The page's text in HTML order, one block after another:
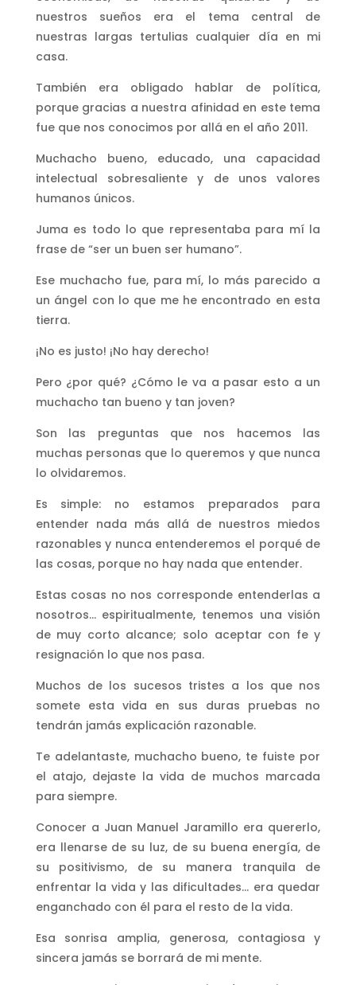
nuestros sueños era el tema central de
nuestras largas tertulias cualquier día en mi
casa.
También era obligado hablar de política,
porque gracias a nuestra afinidad en este tema
fue que nos conocimos por allá en el año 2011.
Muchacho bueno, educado, una capacidad
intelectual sobresaliente y de unos valores
humanos únicos.
Juma es todo lo que representaba para mí la
frase de “ser un buen ser humano”.
Ese muchacho fue, para mí, lo más parecido a
un ángel con lo que me he encontrado en esta
tierra.
¡No es justo! ¡No hay derecho!
Pero ¿por qué? ¿Cómo le va a pasar esto a un
muchacho tan bueno y tan joven?
Son las preguntas que nos hacemos las
muchas personas que lo queremos y que nunca
lo olvidaremos.
Es simple: no estamos preparados para
entender nada más allá de nuestros miedos
razonables y nunca entenderemos el porqué de
las cosas, porque no hay nada que entender.
Estas cosas no nos corresponde entenderlas a
nosotros… espiritualmente, tenemos una visión
de muy corto alcance; solo aceptar con fe y
resignación lo que nos pasa.
Muchos de los sucesos tristes a los que nos
somete esta vida en sus duras pruebas no
tendrán jamás explicación razonable.
Te adelantaste, muchacho bueno, te fuiste por
el atajo, dejaste la vida de muchos marcada
para siempre.
Conocer a Juan Manuel Jaramillo era quererlo,
era llenarse de su luz, de su buena energía, de
su positivismo, de su manera tranquila de
enfrentar la vida y las dificultades… era quedar
enganchado con él para el resto de la vida.
Esa sonrisa amplia, generosa, contagiosa y
sincera jamás se borrará de mi mente.